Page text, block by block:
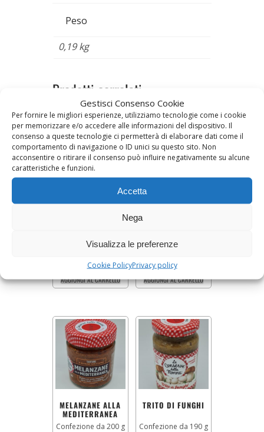
Gestisci Consenso Cookie
Per fornire le migliori esperienze, utilizziamo tecnologie come i cookie
per memorizzare e/o accedere alle informazioni del dispositivo. Il
consenso a queste tecnologie ci permetterà di elaborare dati come il
comportamento di navigazione o ID unici su questo sito. Non
acconsentire o ritirare il consenso può influire negativamente su alcune
caratteristiche e funzioni.
Accetta
Nega
Visualizza le preferenze
Cookie PolicyPrivacy policy
Peso
0,19 kg
Prodotti correlati
AGGIUNGI AL CARRELLO AGGIUNGI AL CARRELLO
MELANZANE ALLA
MEDITERRANEA
Confezione da 200 g
TRITO DI FUNGHI
Confezione da 190 g